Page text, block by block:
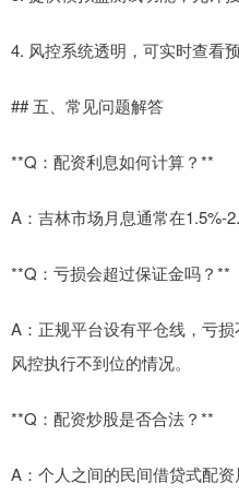
4. 风控系统透明，可实时查看
## 五、常见问题解答
**Q：配资利息如何计算？**
A：吉林市场月息通常在1.5%-
**Q：亏损会超过保证金吗？**
A：正规平台设有平仓线，亏
风控执行不到位的情况。
**Q：配资炒股是否合法？**
A：个人之间的民间借贷式配